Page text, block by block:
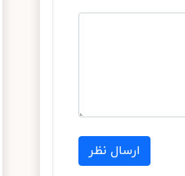
ارسال نظر